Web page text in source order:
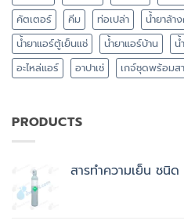
คัตเตอร์
คีม ท่อเปล่า น้ำยาล้า
น้ำยาแอร์ตู้เย็นแช่
น้ำยาแอร์บ้าน น้
อะไหล่แอร์
อาปาเช่ เกจ์ชุดพร้อมส
PRODUCTS
สารทำความเย็น ชนิด